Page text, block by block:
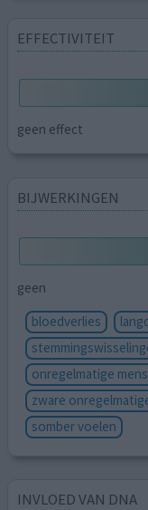
EFFECTIVITEIT
geen effect
BIJWERKINGEN
geen
bloedverlies
onregelmatige
zware
somber voelen
INVLOED VAN DNA